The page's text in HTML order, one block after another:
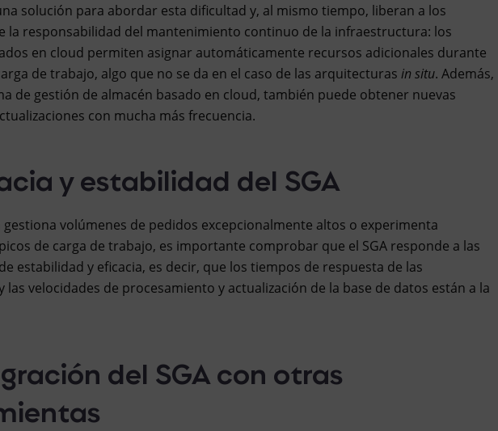
solución para abordar esta dificultad y, al mismo tiempo, liberan a los
la responsabilidad del mantenimiento continuo de la infraestructura: los
en cloud permiten asignar automáticamente recursos adicionales durante
de trabajo, algo que no se da en el caso de las arquitecturas in situ. Además,
de gestión de almacén basado en cloud, también puede obtener nuevas
con mucha más frecuencia.
y estabilidad del SGA
gestiona volúmenes de pedidos excepcionalmente altos o experimenta
de carga de trabajo, es importante comprobar que el SGA responde a las
estabilidad y eficacia, es decir, que los tiempos de respuesta de las
las velocidades de procesamiento y actualización de la base de datos están a la
del SGA con otras